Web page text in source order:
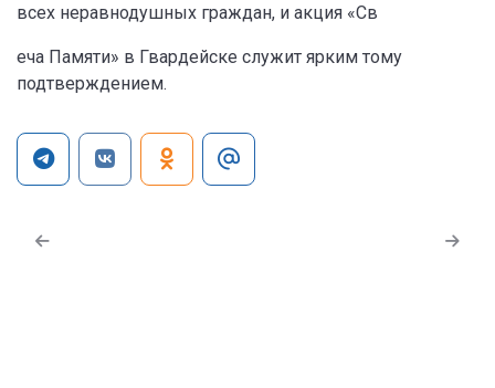
всех неравнодушных граждан, и акция «Св
еча Памяти» в Гвардейске служит ярким тому
подтверждением.